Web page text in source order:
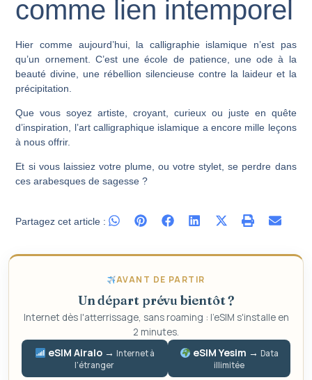
comme lien intemporel
Hier comme aujourd’hui, la calligraphie islamique n’est pas
qu’un ornement. C’est une école de patience, une ode à la
beauté divine, une rébellion silencieuse contre la laideur et la
précipitation.
Que vous soyez artiste, croyant, curieux ou juste en quête
d’inspiration, l’art calligraphique islamique a encore mille leçons
à nous offrir.
Et si vous laissiez votre plume, ou votre stylet, se perdre dans
ces arabesques de sagesse ?
Partagez cet article :
AVANT DE PARTIR
Un départ prévu bientôt ?
Internet dès l'atterrissage, sans roaming : l'eSIM s'installe en
2 minutes.
eSIM Airalo → Internet à
l'étranger
eSIM Yesim → Data
illimitée